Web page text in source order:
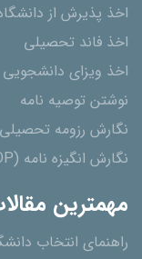
اخذ پذیرش از
اخذ فاند تحصیلی
اخذ ویزای دانشجویی
نوشتن توصیه نامه
نگارش رزومه تحصیلی
نگارش انگیزه نامه (SOP)
مهمترین
راهنمای انتخاب